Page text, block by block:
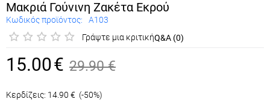
Μακριά Γούνινη Ζακέτα Εκρού
Κωδικός προϊόντος:
A103
Γράψτε μια κριτικήQ&A (0)
15.00€ 29.90 €
Κερδίζεις: 14.90 €
(-50%)